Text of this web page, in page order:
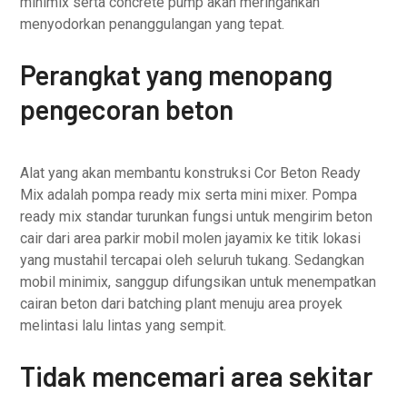
menyodorkan penanggulangan yang tepat.
Perangkat yang menopang
pengecoran beton
Alat yang akan membantu konstruksi Cor Beton Ready
Mix adalah pompa ready mix serta mini mixer. Pompa
ready mix standar turunkan fungsi untuk mengirim beton
cair dari area parkir mobil molen jayamix ke titik lokasi
yang mustahil tercapai oleh seluruh tukang. Sedangkan
mobil minimix, sanggup difungsikan untuk menempatkan
cairan beton dari batching plant menuju area proyek
melintasi lalu lintas yang sempit.
Tidak mencemari area sekitar